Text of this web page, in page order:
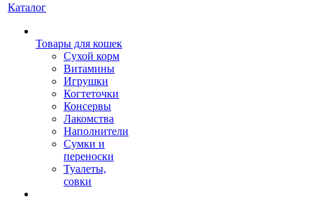
Каталог
Товары для кошек
Cухой корм
Витамины
Игрушки
Когтеточки
Консервы
Лакомства
Наполнители
Сумки и
переноски
Туалеты,
совки